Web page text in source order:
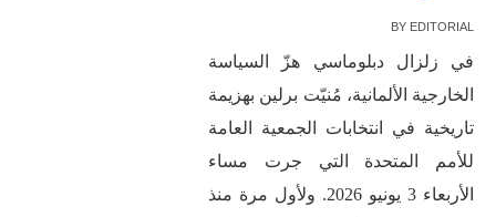
BY EDITORIAL
في زلزال دبلوماسي هزّ السياسة
الخارجية الألمانية، مُنيّت برلين بهزيمة
تاريخية في انتخابات الجمعية العامة
للأمم المتحدة التي جرت مساء
الأربعاء 3 يونيو 2026. ولأول مرة منذ